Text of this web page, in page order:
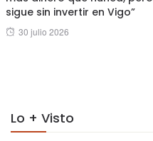
sigue sin invertir en Vigo”
Posted
30 julio 2026
Lo + Visto